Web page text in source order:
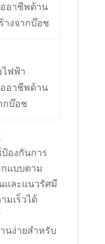
อาชีพด้าน
างจากบ๊อช
ไฟฟ้า
อาชีพด้าน
กบ๊อช
องกันการ
แบบตาม
และแนวรัศมี
มเร็วได้
นง่ายสำหรับ